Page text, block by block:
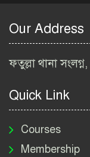
Our Address
ফতুল্লা থানা
Quick Link
Courses
Membership